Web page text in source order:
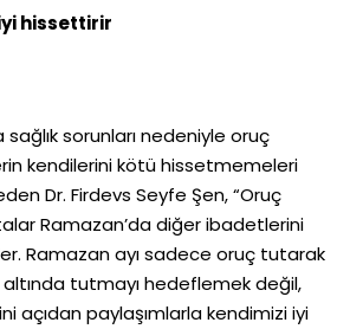
hissettirir
sağlık sorunları nedeniyle oruç
kendilerini kötü hissetmemeleri
Dr. Firdevs Seyfe Şen, “Oruç
Ramazan’da diğer ibadetlerini
Ramazan ayı sadece oruç tutarak
tutmayı hedeflemek değil,
açıdan paylaşımlarla kendimizi iyi